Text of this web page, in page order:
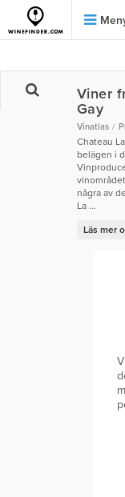
Viner
Gay
Vinatlas
Chateau
belägen i
några av
La ...
Läs mer